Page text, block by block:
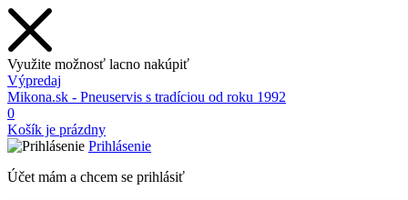
Využite možnosť lacno nakúpiť
Výpredaj
Mikona.sk - Pneuservis s tradíciou od roku 1992
0
Košík je prázdny
Prihlásenie
Účet mám a chcem se prihlásiť